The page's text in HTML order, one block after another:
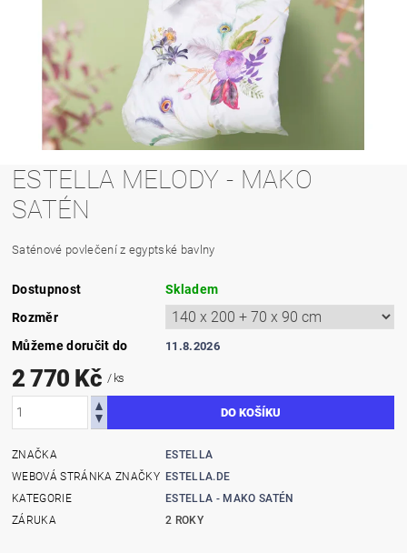
ESTELLA MELODY - MAKO
SATÉN
Saténové povlečení z egyptské bavlny
Dostupnost
Skladem
Rozměr
Můžeme doručit do
11.8.2026
2 770 Kč / ks
ZNAČKA
ESTELLA
WEBOVÁ STRÁNKA ZNAČKY ESTELLA.DE
KATEGORIE
ESTELLA - MAKO SATÉN
ZÁRUKA
2 ROKY